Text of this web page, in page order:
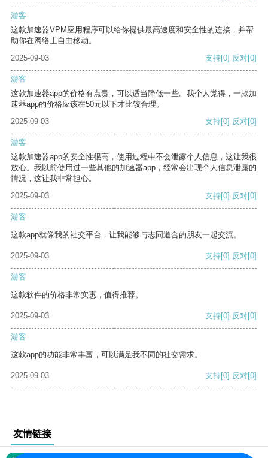
游客
这款加速器VPM应用程序可以给你提供最高速度和安全性的连接，并帮
助你在网络上自由移动。
2025-09-03
支持[0] 反对[0]
游客
这款加速器app的价格有点贵，可以适当降低一些。我个人觉得，一款加
速器app的价格应该在50元以下才比较合理。
2025-09-03
支持[0] 反对[0]
游客
这款加速器app的安全性很高，使用过程中不会泄露个人信息，这让我很
放心。我以前使用过一些其他的加速器app，经常会出现个人信息泄露的
情况，这让我非常担心。
2025-09-03
支持[0] 反对[0]
游客
这款app就像我的社交平台，让我能够与志同道合的朋友一起交流。
2025-09-03 支持[0] 反对[0]
游客
这款软件的价格非常实惠，值得推荐。
2025-09-03 支持[0] 反对[0]
游客
这款app的功能非常丰富，可以满足我不同的社交需求。
2025-09-03 支持[0] 反对[0]
友情链接